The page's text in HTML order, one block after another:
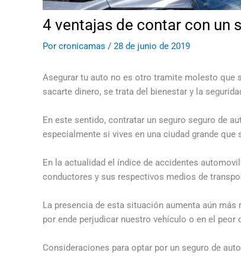
4 ventajas de contar con un
Por cronicamas / 28 de junio de 2019
Asegurar tu auto no es otro tramite molesto que
sacarte dinero, se trata del bienestar y la
En este sentido, contratar un seguro seguro de
especialmente si vives en una ciudad grande
En la actualidad el índice de accidentes
conductores y sus respectivos medios de
La presencia de esta situación aumenta aún
por ende perjudicar nuestro vehículo o en el peor
Consideraciones para optar por un seguro de auto